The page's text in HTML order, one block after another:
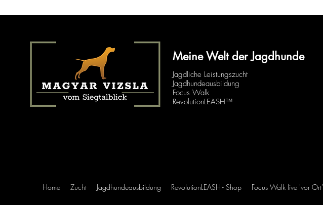
Meine Welt der Jagdhunde
Jagdliche Leistungszucht
Jagdhundeausbildung
Focus Walk
RevolutionLEASH™
Home Zucht Jagdhundeausbildung RevolutionLEASH - Shop Focus Walk live 'vor Ort'